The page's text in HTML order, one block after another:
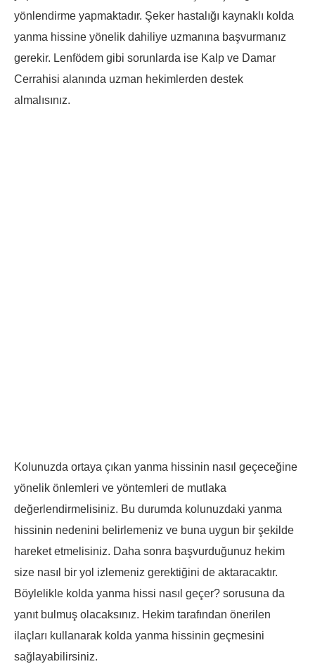
yönlendirme yapmaktadır. Şeker hastalığı kaynaklı kolda
yanma hissine yönelik dahiliye uzmanına başvurmanız
gerekir. Lenfödem gibi sorunlarda ise Kalp ve Damar
Cerrahisi alanında uzman hekimlerden destek
almalısınız.
Kolunuzda ortaya çıkan yanma hissinin nasıl geçeceğine
yönelik önlemleri ve yöntemleri de mutlaka
değerlendirmelisiniz. Bu durumda kolunuzdaki yanma
hissinin nedenini belirlemeniz ve buna uygun bir şekilde
hareket etmelisiniz. Daha sonra başvurduğunuz hekim
size nasıl bir yol izlemeniz gerektiğini de aktaracaktır.
Böylelikle kolda yanma hissi nasıl geçer? sorusuna da
yanıt bulmuş olacaksınız. Hekim tarafından önerilen
ilaçları kullanarak kolda yanma hissinin geçmesini
sağlayabilirsiniz.